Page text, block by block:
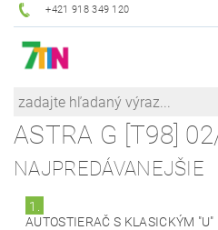
+421 918 349 120
ASTRA G [T98]
NAJPREDÁVANEJŠIE
1.
AUTOSTIERAČ S KLASICKÝM